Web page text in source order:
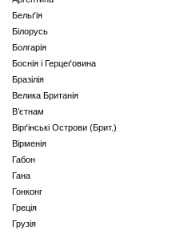
Бельґiя
Білорусь
Болгарiя
Боснiя i Герцеґовина
Бразілiя
Велика Британія
В’єтнам
Вiрґiнськi Острови (Брит.)
Вірменія
Габон
Гана
Гонконг
Грецiя
Грузiя